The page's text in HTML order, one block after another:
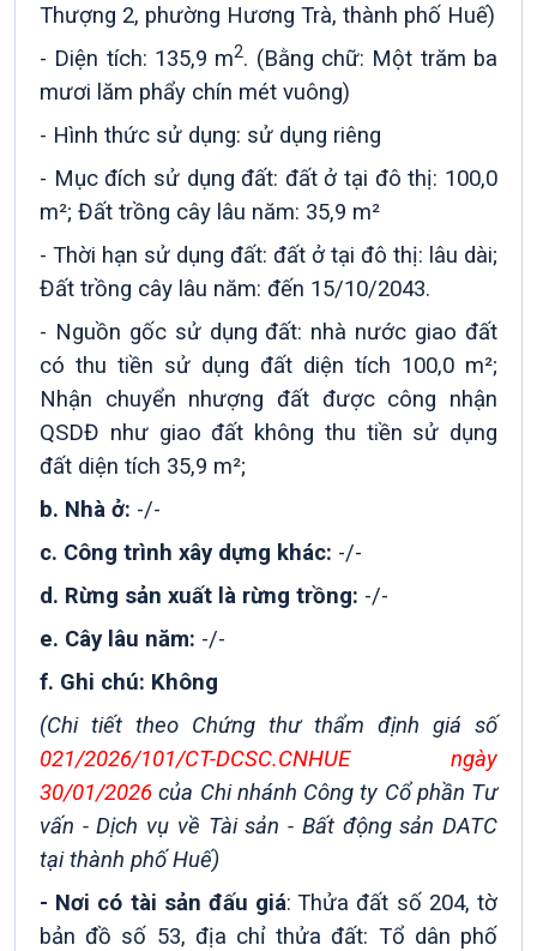
Thượng 2, phường Hương Trà, thành phố Huế)
- Diện tích: 135,9 m2. (Bằng chữ: Một trăm ba
mươi lăm phẩy chín mét vuông)
- Hình thức sử dụng: sử dụng riêng
- Mục đích sử dụng đất: đất ở tại đô thị: 100,0
m²; Đất trồng cây lâu năm: 35,9 m²
- Thời hạn sử dụng đất: đất ở tại đô thị: lâu dài;
Đất trồng cây lâu năm: đến 15/10/2043.
- Nguồn gốc sử dụng đất: nhà nước giao đất
có thu tiền sử dụng đất diện tích 100,0 m²;
Nhận chuyển nhượng đất được công nhận
QSDĐ như giao đất không thu tiền sử dụng
đất diện tích 35,9 m²;
b. Nhà ở: -/-
c. Công trình xây dựng khác: -/-
d. Rừng sản xuất là rừng trồng: -/-
e. Cây lâu năm: -/-
f. Ghi chú: Không
(Chi tiết theo Chứng thư thẩm định giá số
021/2026/101/CT-DCSC.CNHUE ngày
30/01/2026của Chi nhánh Công ty Cổ phần Tư
vấn - Dịch vụ về Tài sản - Bất động sản DATC
tại thành phố Huế)
- Nơi có tài sản đấu giá: Thửa đất số 204, tờ
bản đồ số 53, địa chỉ thửa đất: Tổ dân phố